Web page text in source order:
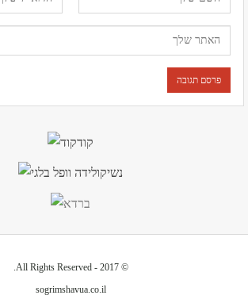
© 2017 - All Rights Reserved.
sogrimshavua.co.il